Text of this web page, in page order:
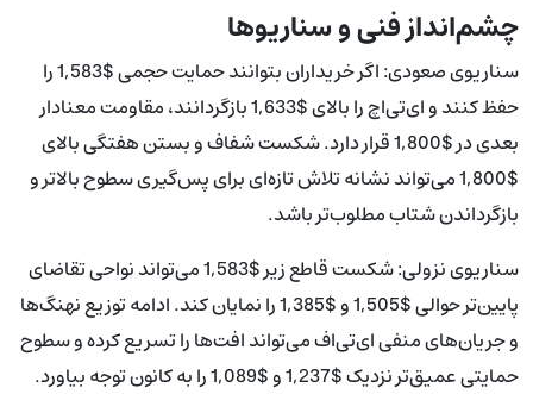
چشم‌انداز فنی و سناریوها
سناریوی صعودی: اگر خریداران بتوانند حمایت حجمی $1,583 را
حفظ کنند و ای‌تی‌اچ را بالای $1,633 بازگردانند، مقاومت معنادار
بعدی در $1,800 قرار دارد. شکست شفاف و بستن هفتگی بالای
$1,800 می‌تواند نشانه تلاش تازه‌ای برای پس‌گیری سطوح بالاتر و
بازگرداندن شتاب مطلوب‌تر باشد.
سناریوی نزولی: شکست قاطع زیر $1,583 می‌تواند نواحی تقاضای
پایین‌تر حوالی $1,505 و $1,385 را نمایان کند. ادامه توزیع نهنگ‌ها
و جریان‌های منفی ای‌تی‌اف می‌تواند افت‌ها را تسریع کرده و سطوح
حمایتی عمیق‌تر نزدیک $1,237 و $1,089 را به کانون توجه بیاورد.